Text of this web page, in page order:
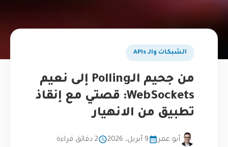
الشبكات والـ APIs
من جحيم الـPolling إلى نعيم
WebSockets: قصتي مع إنقاذ
تطبيق من الانهيار
أبو عمر 9 أبريل، 2026 2 دقائق قراءة